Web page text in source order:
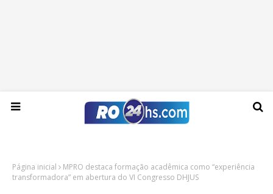
Sábado, 08 de agosto de 2026
Página inicial
MPRO destaca formação acadêmica como “experiência
transformadora” em abertura do VI Congresso DHJUS